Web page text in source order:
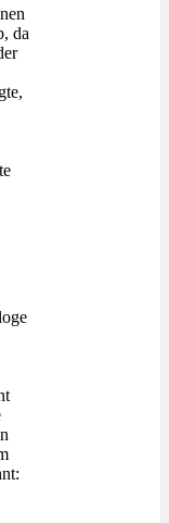
da